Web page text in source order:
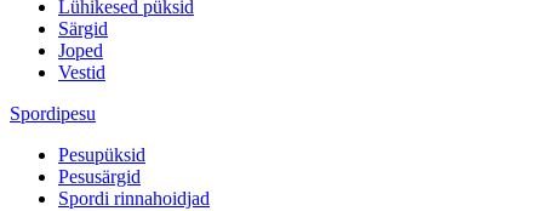
Lühikesed püksid
Särgid
Joped
Vestid
Spordipesu
Pesupüksid
Pesusärgid
Spordi rinnahoidjad